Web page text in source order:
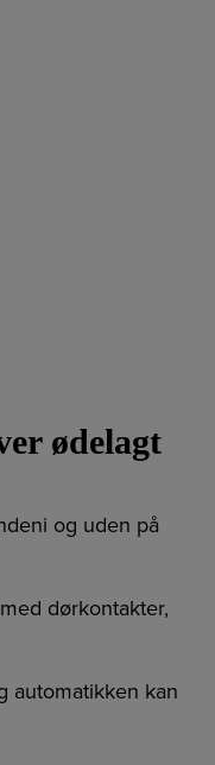
ødelagt
og uden på
dørkontakter,
automatikken kan